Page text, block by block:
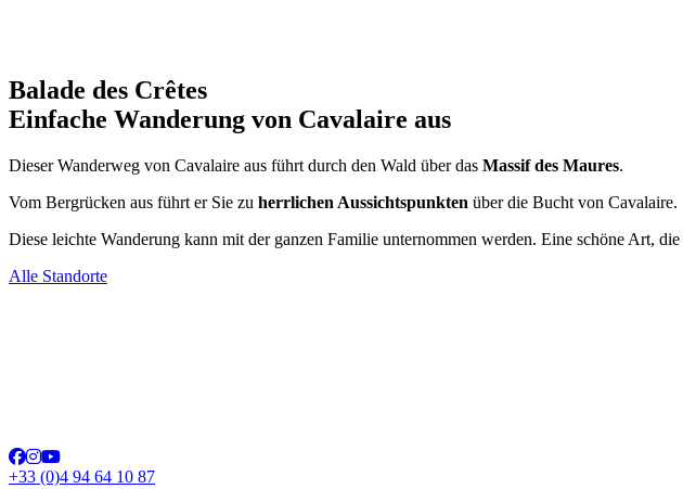
Balade des Crêtes
Einfache Wanderung von Cavalaire aus
Dieser Wanderweg von Cavalaire aus führt durch den Wald über das Massif des Maures.
Vom Bergrücken aus führt er Sie zu herrlichen Aussichtspunkten über die Bucht von Cavalaire.
Diese leichte Wanderung kann mit der ganzen Familie unternommen werden. Eine schöne Art, die
Alle Standorte
+33 (0)4 94 64 10 87